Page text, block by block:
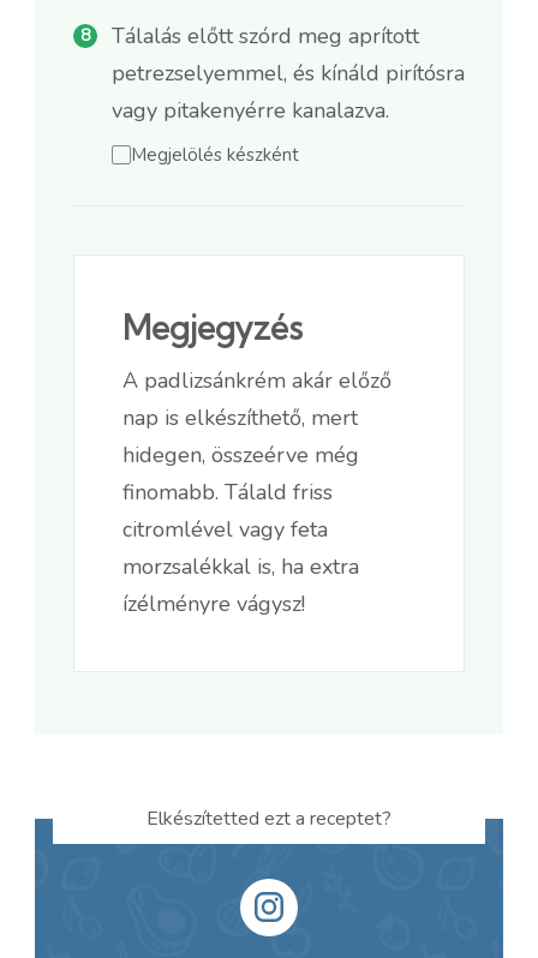
Tálalás előtt szórd meg aprított
petrezselyemmel, és kínáld pirítósra
vagy pitakenyérre kanalazva.
Megjelölés készként
Megjegyzés
A padlizsánkrém akár előző
nap is elkészíthető, mert
hidegen, összeérve még
finomabb. Tálald friss
citromlével vagy feta
morzsalékkal is, ha extra
ízélményre vágysz!
Elkészítetted ezt a receptet?